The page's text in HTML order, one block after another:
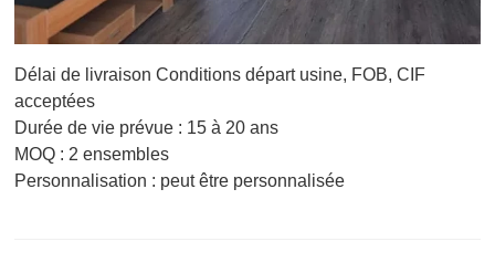
Délai de livraison Conditions départ usine, FOB, CIF
acceptées
Durée de vie prévue : 15 à 20 ans
MOQ : 2 ensembles
Personnalisation : peut être personnalisée